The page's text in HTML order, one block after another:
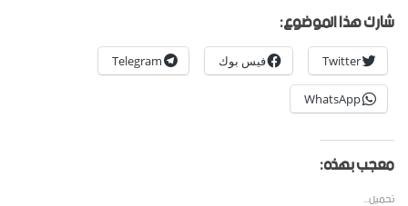
شارك هذا الموضوع:
Twitter فيس بوك Telegram
WhatsApp
معجب بهذه:
تحميل...